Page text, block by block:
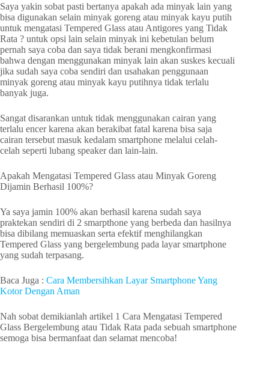
Saya yakin sobat pasti bertanya apakah ada minyak lain yang
bisa digunakan selain minyak goreng atau minyak kayu putih
untuk mengatasi Tempered Glass atau Antigores yang Tidak
Rata ? untuk opsi lain selain minyak ini kebetulan belum
pernah saya coba dan saya tidak berani mengkonfirmasi
bahwa dengan menggunakan minyak lain akan suskes kecuali
jika sudah saya coba sendiri dan usahakan penggunaan
minyak goreng atau minyak kayu putihnya tidak terlalu
banyak juga.
Sangat disarankan untuk tidak menggunakan cairan yang
terlalu encer karena akan berakibat fatal karena bisa saja
cairan tersebut masuk kedalam smartphone melalui celah-
celah seperti lubang speaker dan lain-lain.
Apakah Mengatasi Tempered Glass atau Minyak Goreng
Dijamin Berhasil 100%?
Ya saya jamin 100% akan berhasil karena sudah saya
praktekan sendiri di 2 smarpthone yang berbeda dan hasilnya
bisa dibilang memuaskan serta efektif menghilangkan
Tempered Glass yang bergelembung pada layar smartphone
yang sudah terpasang.
Baca Juga : Cara Membersihkan Layar Smartphone Yang
Kotor Dengan Aman
Nah sobat demikianlah artikel 1 Cara Mengatasi Tempered
Glass Bergelembung atau Tidak Rata pada sebuah smartphone
semoga bisa bermanfaat dan selamat mencoba!